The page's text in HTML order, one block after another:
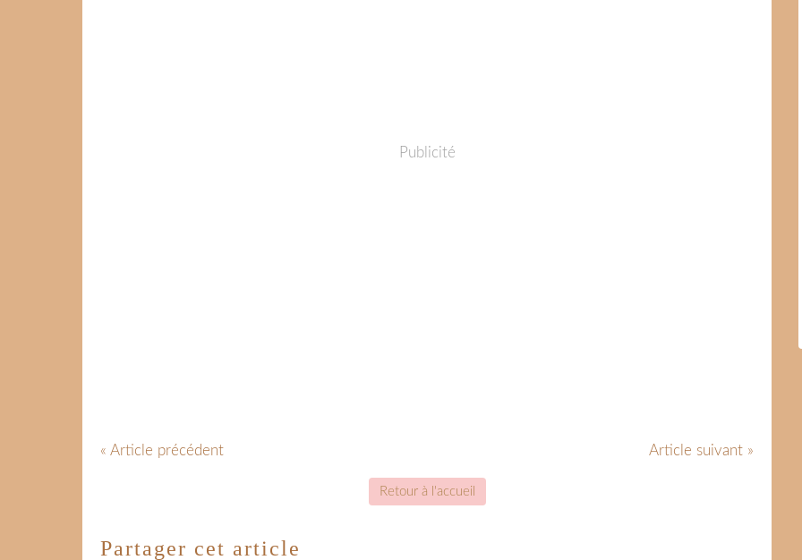
Publicité
« Article précédent Article suivant »
Retour à l'accueil
Partager cet article